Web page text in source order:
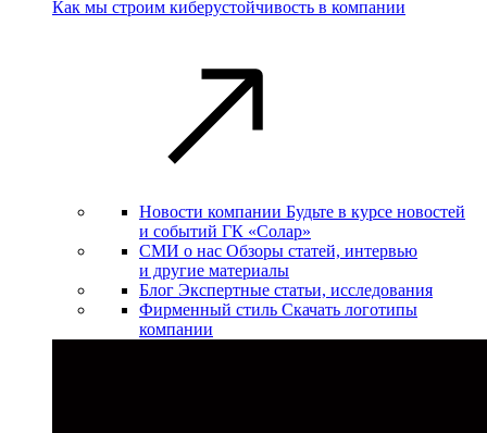
Как мы строим киберустойчивость в компании
Новости компании Будьте в курсе новостей
и событий ГК «Солар»
СМИ о нас Обзоры статей, интервью
и другие материалы
Блог Экспертные статьи, исследования
Фирменный стиль Скачать логотипы
компании